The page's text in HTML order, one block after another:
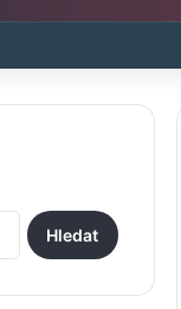
Vyhledávání